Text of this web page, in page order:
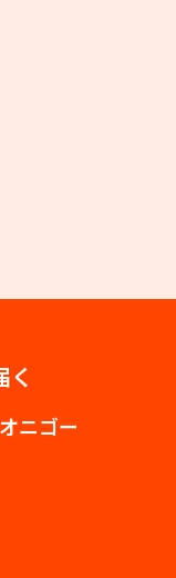
く
オニゴー